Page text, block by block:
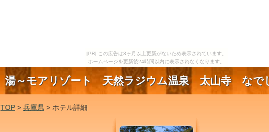
[PR] この広告は3ヶ月以上更新がないため表示されています。
ホームページを更新後24時間以内に表示されなくなります。
湯～モアリゾート 天然ラジウム温泉 太山寺 なで
TOP > 兵庫県 > ホテル詳細